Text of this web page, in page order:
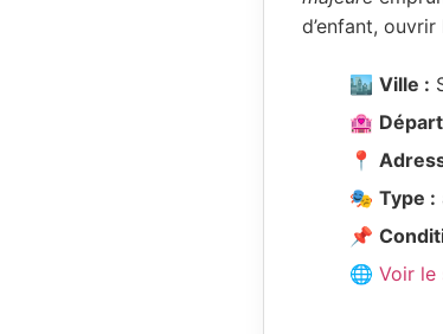
d’enfant,
🏙️ Ville :
🏩
📍
🎭 Type :
📌
🌐 Voir le